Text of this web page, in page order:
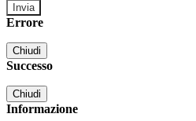
Errore
Chiudi
Successo
Chiudi
Informazione